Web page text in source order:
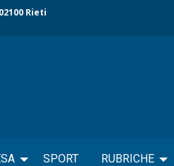
Rieti
SPORT RUBRICHE